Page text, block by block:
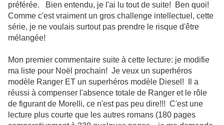
préférée. Bien entendu, je l'ai lu tout de suite! Ben quoi!
Comme c'est vraiment un gros challenge intellectuel, cette
série, je ne voulais surtout pas prendre le risque d'être
mélangée!
Mon premier commentaire suite à cette lecture: je modifie
ma liste pour Noël prochain! Je veux un superhéros
modèle Ranger ET un superhéros modèle Diesel! Il a
réussi à compenser l'absence totale de Ranger et le rôle
de figurant de Morelli, ce n'est pas peu dire!!! C'est une
lecture plus courte que les autres romans (180 pages